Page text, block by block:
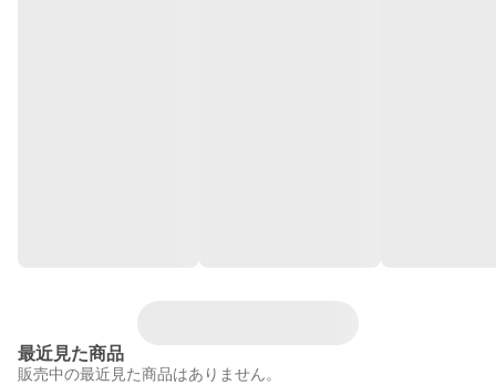
最近見た商品
販売中の最近見た商品はありません。